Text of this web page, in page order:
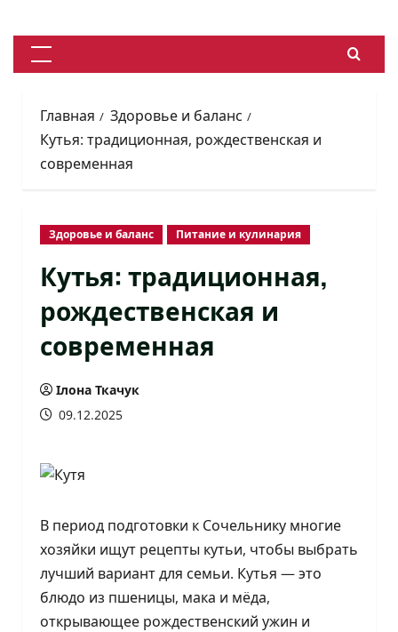
к
содержимому
Основное
Главная
Здоровье и баланс
Кутья: традиционная, рождественская и
современная
Здоровье и баланс Питание и кулинария
Кутья: традиционная,
рождественская и
современная
Ілона Ткачук
09.12.2025
В период подготовки к Сочельнику многие
хозяйки ищут рецепты кутьи, чтобы выбрать
лучший вариант для семьи. Кутья — это
блюдо из пшеницы, мака и мёда,
открывающее рождественский ужин и